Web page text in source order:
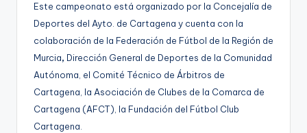
Este campeonato está organizado por la Concejalía de
Deportes del Ayto. de Cartagena y cuenta con la
colaboración de la Federación de Fútbol de la Región de
Murcia, Dirección General de Deportes de la Comunidad
Autónoma, el Comité Técnico de Árbitros de
Cartagena, la Asociación de Clubes de la Comarca de
Cartagena (AFCT), la Fundación del Fútbol Club
Cartagena.